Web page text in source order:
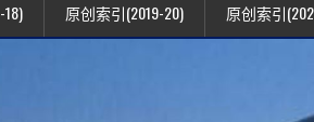
原创索引(2019-20) 原创索引